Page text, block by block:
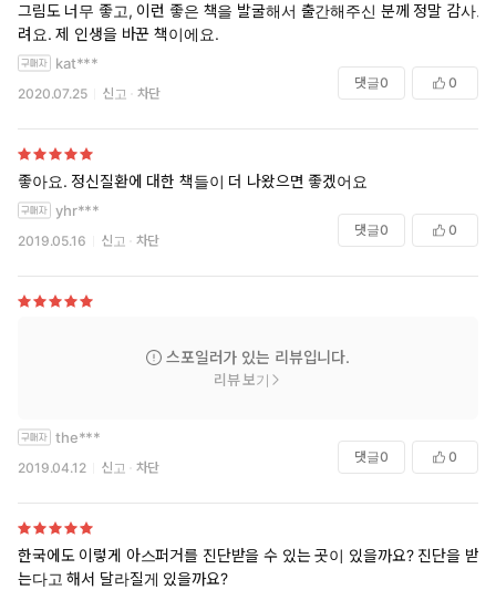
그림도 너무 좋고, 이런 좋은 책을 발굴해서 출간해주신 분께 정말 감사드
려요. 제 인생을 바꾼 책이에요.
kat***
2020.07.25 신고 차단
댓글0 0
좋아요. 정신질환에 대한 책들이 더 나왔으면 좋겠어요
yhr***
2019.05.16 신고 차단
댓글0 0
스포일러가 있는 리뷰입니다.
리뷰 보기
the***
2019.04.12 신고 차단
댓글0 0
한국에도 이렇게 아스퍼거를 진단받을 수 있는 곳이 있을까요? 진단을 받
는다고 해서 달라질게 있을까요?